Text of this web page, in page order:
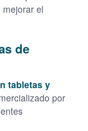
el
de
tabletas y
por